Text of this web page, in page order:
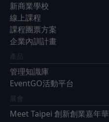
新商業學校
線上課程
課程團票方案
企業內訓計畫
產品
管理知識庫
EventGO活動平台
展會
Meet Taipei 創新創業嘉年華